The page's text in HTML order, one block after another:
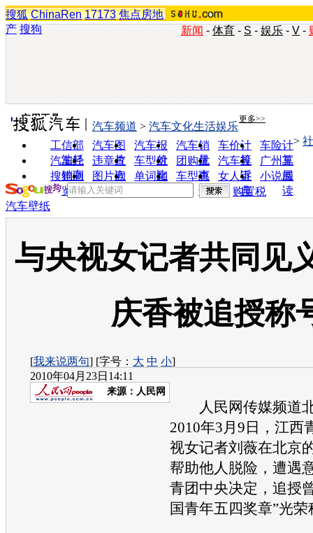
搜狐 ChinaRen 17173 焦点房地
产 搜狗 新闻 - 体育 - S - 娱乐 - V -
实用工具 更多>>
工信部
油耗
汽车图
片
汽车报
价
汽车销
量
车价计
算
车险计
算
汽车经
销商
违章查
询
车型对
比
团购优
惠
汽车投
诉
广州车
展
搜狗浏
览器
图片欣
赏
单词翻
车型查
询
女人宝
典
小说阅
读
汽车频道 > 汽车文化生活娱乐
>
购置税
汽车壁纸
与央视女记者共同见
庆香被追授称
[我来说两句] [字号： 大 中 小]
2010年04月23日14:11
来源： 人民网
人民网传媒频道北
2010年3月9日，江西
视女记者刘薇在北京
帮助他人脱险，遭遇
青团中央决定，追授
国青年五四奖章”光荣